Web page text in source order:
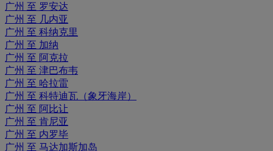
广州 至 罗安达
广州 至 几内亚
广州 至 科纳克里
广州 至 加纳
广州 至 阿克拉
广州 至 津巴布韦
广州 至 哈拉雷
广州 至 科特迪瓦（象牙海岸）
广州 至 阿比让
广州 至 肯尼亚
广州 至 内罗毕
广州 至 马达加斯加岛